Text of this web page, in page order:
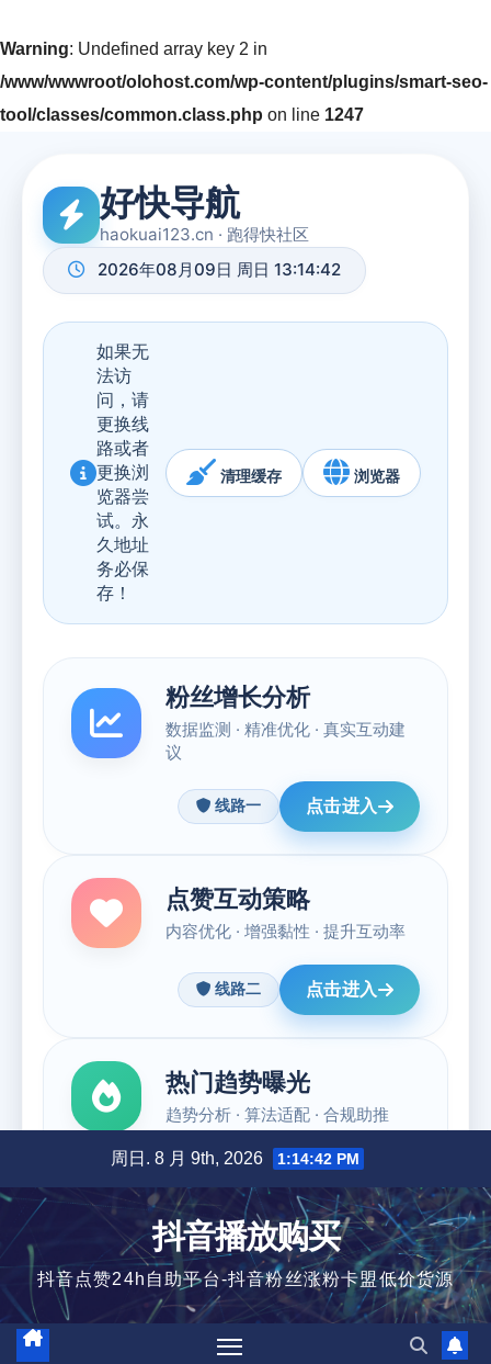
Warning: Undefined array key 2 in
/www/wwwroot/olohost.com/wp-content/plugins/smart-seo-
tool/classes/common.class.php on line 1247
容
周日. 8 月 9th, 2026 1:14:43 PM
抖音播放购买
抖音点赞24h自助平台-抖音粉丝涨粉卡盟低价货源